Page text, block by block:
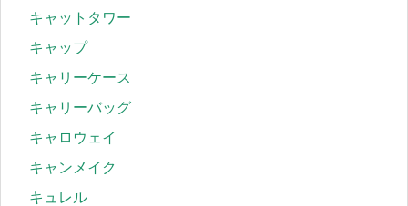
キャットタワー
キャップ
キャリーケース
キャリーバッグ
キャロウェイ
キャンメイク
キュレル